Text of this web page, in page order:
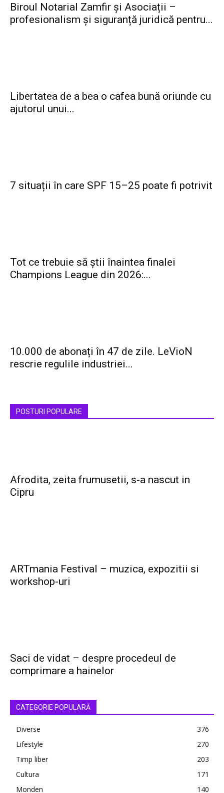
Biroul Notarial Zamfir și Asociații –
profesionalism și siguranță juridică pentru...
Libertatea de a bea o cafea bună oriunde cu
ajutorul unui...
7 situații în care SPF 15–25 poate fi potrivit
Tot ce trebuie să știi înaintea finalei
Champions League din 2026:...
10.000 de abonați în 47 de zile. LeVioN
rescrie regulile industriei...
POSTURI POPULARE
Afrodita, zeita frumusetii, s-a nascut in
Cipru
ARTmania Festival – muzica, expozitii si
workshop-uri
Saci de vidat – despre procedeul de
comprimare a hainelor
CATEGORIE POPULARĂ
Diverse
376
Lifestyle
270
Timp liber
203
Cultura
171
Monden
140